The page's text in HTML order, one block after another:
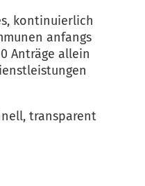
kontinuierlich
anfangs
Anträge allein
transparent